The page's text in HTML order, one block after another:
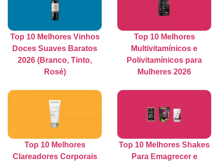
Top 10 Melhores Vinhos
Doces Suaves Baratos
2026 (Branco, Tinto,
Rosé)
Top 10 Melhores
Multivitamínicos e
Polivitamínicos para
Mulheres 2026
Top 10 Melhores
Clareadores Corporais
Top 10 Melhores Shakes
Para Emagrecer e